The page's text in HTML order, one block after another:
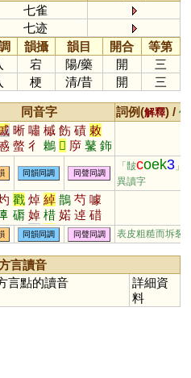
七雀
七迹
韻攝 韻目 開合
等第
宕 陽/藥 開
三
梗 清/昔 開 三
同音字 詞例(解釋) /
晰 嘯 槭 飭 磧 敕
螫 彳 鶒 𢇛 㡿 鼜 鉓
同韻同調 同聲同調
「皵coek3 」
異讀字
戳 焯 綽 鵲 芍 噱
𠦝 磭 婥 棤 婼 逴 碏
獡 灂 汋
同韻同調 同聲同調 表皮粗糙而坼裂
言讀音
言點的讀音
詳細資
料